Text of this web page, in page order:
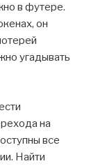
в футере.
он
угадывать
на
все
Найти